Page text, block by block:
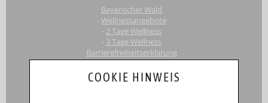
Bayerischer Wald
-Wellnessangebote
- 2 Tage Wellness
- 3 Tage Wellness
Barrierefreiheitserklärung
Registergericht: Amtsgericht Passau
COOKIE HINWEIS